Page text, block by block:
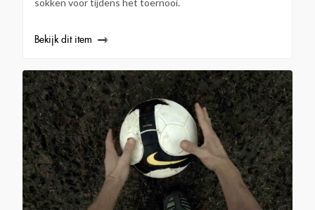
sokken voor tijdens het toernooi.
Bekijk dit item